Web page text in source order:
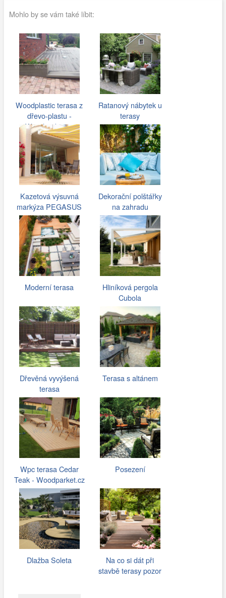
Mohlo by se vám také líbit:
Woodplastic terasa z
dřevo-plastu -
Woodparket.cz
Ratanový nábytek u
terasy
Kazetová výsuvná
markýza PEGASUS
Dekorační polštářky
na zahradu
Moderní terasa
Hliníková pergola
Cubola
Dřevěná vyvýšená
terasa
Terasa s altánem
Wpc terasa Cedar
Teak - Woodparket.cz
Posezení
Dlažba Soleta
Na co si dát při
stavbě terasy pozor